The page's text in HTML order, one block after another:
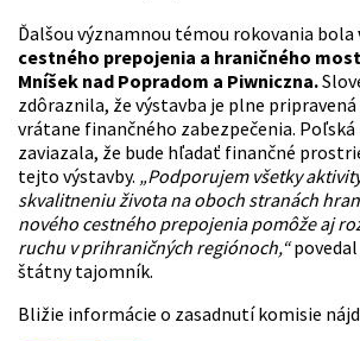
Ďalšou významnou témou rokovania bola
cestného prepojenia a hraničného
Mníšek nad Popradom a Piwniczna.
zdôraznila, že výstavba je plne
vrátane finančného zabezpečenia. Poľská
zaviazala, že bude hľadať finančné
tejto výstavby. „Podporujem všetky
skvalitneniu života na oboch stranách
nového cestného prepojenia pomôže aj
ruchu v prihraničných regiónoch,“
štátny tajomník.
Bližie informácie o zasadnutí komisie